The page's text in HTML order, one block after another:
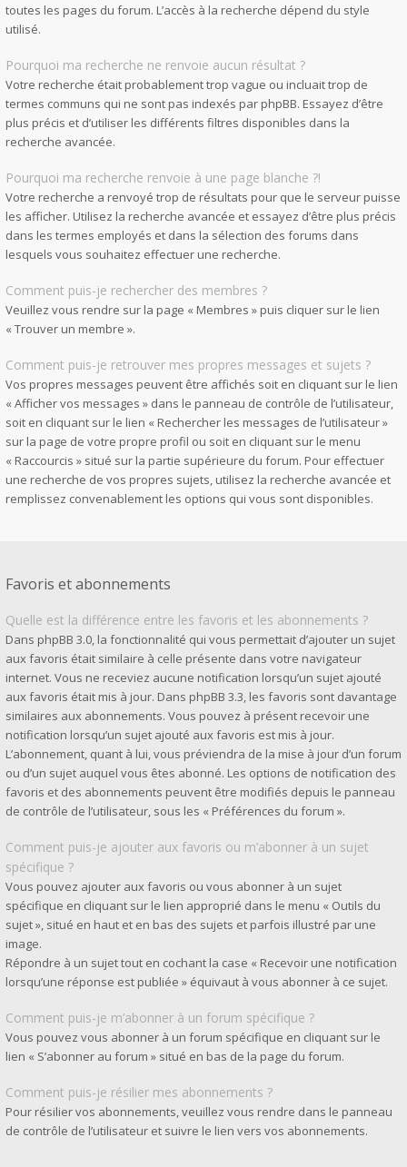
toutes les pages du forum. L’accès à la recherche dépend du style
utilisé.
Pourquoi ma recherche ne renvoie aucun résultat ?
Votre recherche était probablement trop vague ou incluait trop de
termes communs qui ne sont pas indexés par phpBB. Essayez d’être
plus précis et d’utiliser les différents filtres disponibles dans la
recherche avancée.
Pourquoi ma recherche renvoie à une page blanche ?!
Votre recherche a renvoyé trop de résultats pour que le serveur puisse
les afficher. Utilisez la recherche avancée et essayez d’être plus précis
dans les termes employés et dans la sélection des forums dans
lesquels vous souhaitez effectuer une recherche.
Comment puis-je rechercher des membres ?
Veuillez vous rendre sur la page « Membres » puis cliquer sur le lien
« Trouver un membre ».
Comment puis-je retrouver mes propres messages et sujets ?
Vos propres messages peuvent être affichés soit en cliquant sur le lien
« Afficher vos messages » dans le panneau de contrôle de l’utilisateur,
soit en cliquant sur le lien « Rechercher les messages de l’utilisateur »
sur la page de votre propre profil ou soit en cliquant sur le menu
« Raccourcis » situé sur la partie supérieure du forum. Pour effectuer
une recherche de vos propres sujets, utilisez la recherche avancée et
remplissez convenablement les options qui vous sont disponibles.
Favoris et abonnements
Quelle est la différence entre les favoris et les abonnements ?
Dans phpBB 3.0, la fonctionnalité qui vous permettait d’ajouter un sujet
aux favoris était similaire à celle présente dans votre navigateur
internet. Vous ne receviez aucune notification lorsqu’un sujet ajouté
aux favoris était mis à jour. Dans phpBB 3.3, les favoris sont davantage
similaires aux abonnements. Vous pouvez à présent recevoir une
notification lorsqu’un sujet ajouté aux favoris est mis à jour.
L’abonnement, quant à lui, vous préviendra de la mise à jour d’un forum
ou d’un sujet auquel vous êtes abonné. Les options de notification des
favoris et des abonnements peuvent être modifiés depuis le panneau
de contrôle de l’utilisateur, sous les « Préférences du forum ».
Comment puis-je ajouter aux favoris ou m’abonner à un sujet
spécifique ?
Vous pouvez ajouter aux favoris ou vous abonner à un sujet
spécifique en cliquant sur le lien approprié dans le menu « Outils du
sujet », situé en haut et en bas des sujets et parfois illustré par une
image.
Répondre à un sujet tout en cochant la case « Recevoir une notification
lorsqu’une réponse est publiée » équivaut à vous abonner à ce sujet.
Comment puis-je m’abonner à un forum spécifique ?
Vous pouvez vous abonner à un forum spécifique en cliquant sur le
lien « S’abonner au forum » situé en bas de la page du forum.
Comment puis-je résilier mes abonnements ?
Pour résilier vos abonnements, veuillez vous rendre dans le panneau
de contrôle de l’utilisateur et suivre le lien vers vos abonnements.